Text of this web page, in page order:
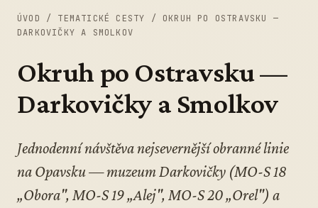
ÚVOD / TEMATICKÉ CESTY / OKRUH PO OSTRAVSKU —
DARKOVIČKY A SMOLKOV
Okruh po Ostravsku —
Darkovičky a Smolkov
Jednodenní návštěva nejsevernější obranné linie
na Opavsku — muzeum Darkovičky (MO-S 18
„Obora", MO-S 19 „Alej", MO-S 20 „Orel") a